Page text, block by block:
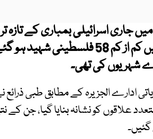
جاری اسرائیلی بمباری کے
حملے میں کم از کم 58
شہریوں کی تھی۔
ادارے الجزیرہ کے مطابق طبی ذرائع
علاقوں کو نشانہ بنایا گیا، جن